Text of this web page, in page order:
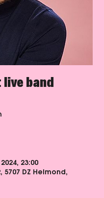
band
23:00
DZ Helmond,